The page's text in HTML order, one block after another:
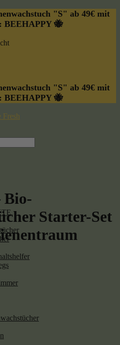
"S" ab 49€ mit
BEEHAPPY 🐝
"S" ab 49€ mit
BEEHAPPY 🐝
Bio-
Starter-Set